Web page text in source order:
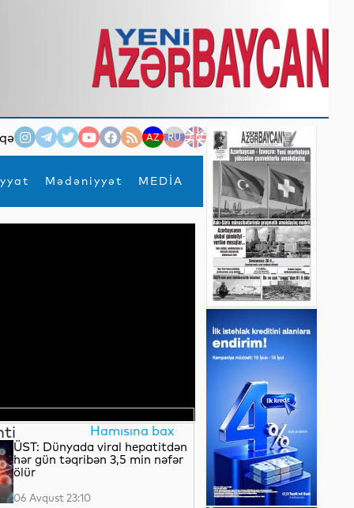
AZ RU EN
Mədəniyyət MEDİA
×
Hamısına bax
ÜST: Dünyada viral hepatitdən
hər gün təqribən 3,5 min nəfər
ölür
06 Avqust 23:10